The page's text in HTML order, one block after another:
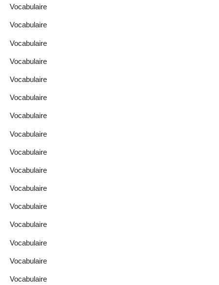
Vocabulaire
Vocabulaire
Vocabulaire
Vocabulaire
Vocabulaire
Vocabulaire
Vocabulaire
Vocabulaire
Vocabulaire
Vocabulaire
Vocabulaire
Vocabulaire
Vocabulaire
Vocabulaire
Vocabulaire
Vocabulaire